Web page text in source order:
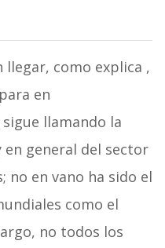
llegar, como explica ,
en
llamando la
general del sector
no en vano ha sido el
como el
no todos los